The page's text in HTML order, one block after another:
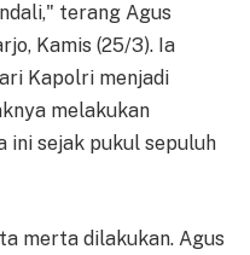
terang Agus
Kamis (25/3). Ia
Kapolri menjadi
melakukan
ini sejak pukul sepuluh
merta dilakukan. Agus